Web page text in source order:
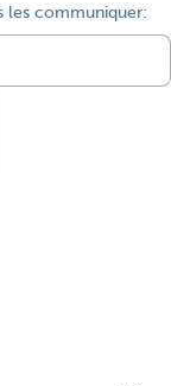
les communiquer: